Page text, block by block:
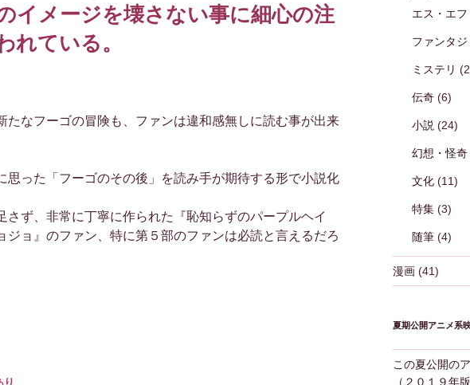
イメージを壊さない事に細心の注
れている。
たなフーゴの冒険も、ファンは違和感無しに読む事が出来
思った「フーゴのその後」を読み手が期待する形で小説化
さず、非常に丁寧に作られた『恥知らずのパープルヘイ
ジョ』のファン、特に第５部のファンは必読と言えるだろ
り
エス・エフ
ファンタジ
ミステリ
伝奇(6)
小説(24)
幻想・怪奇
文化(11)
特集(3)
随筆(4)
漫画(41)
夏期公開アニメ系
この夏公開の
（２０１９年